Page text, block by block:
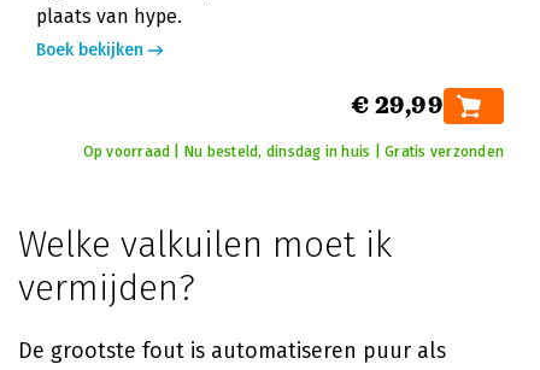
plaats van hype.
Boek bekijken
€ 29,99
Op voorraad | Nu besteld, dinsdag in huis | Gratis verzonden
Welke valkuilen moet ik
vermijden?
De grootste fout is automatiseren puur als